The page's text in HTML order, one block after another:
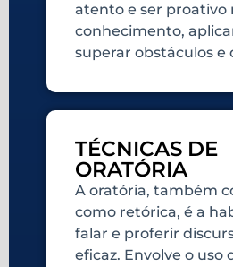
atento e ser proativo
conhecimento,
superar obstáculos e
TÉCNICAS DE
ORATÓRIA
A oratória, também
como retórica, é a
falar e proferir
eficaz. Envolve o uso